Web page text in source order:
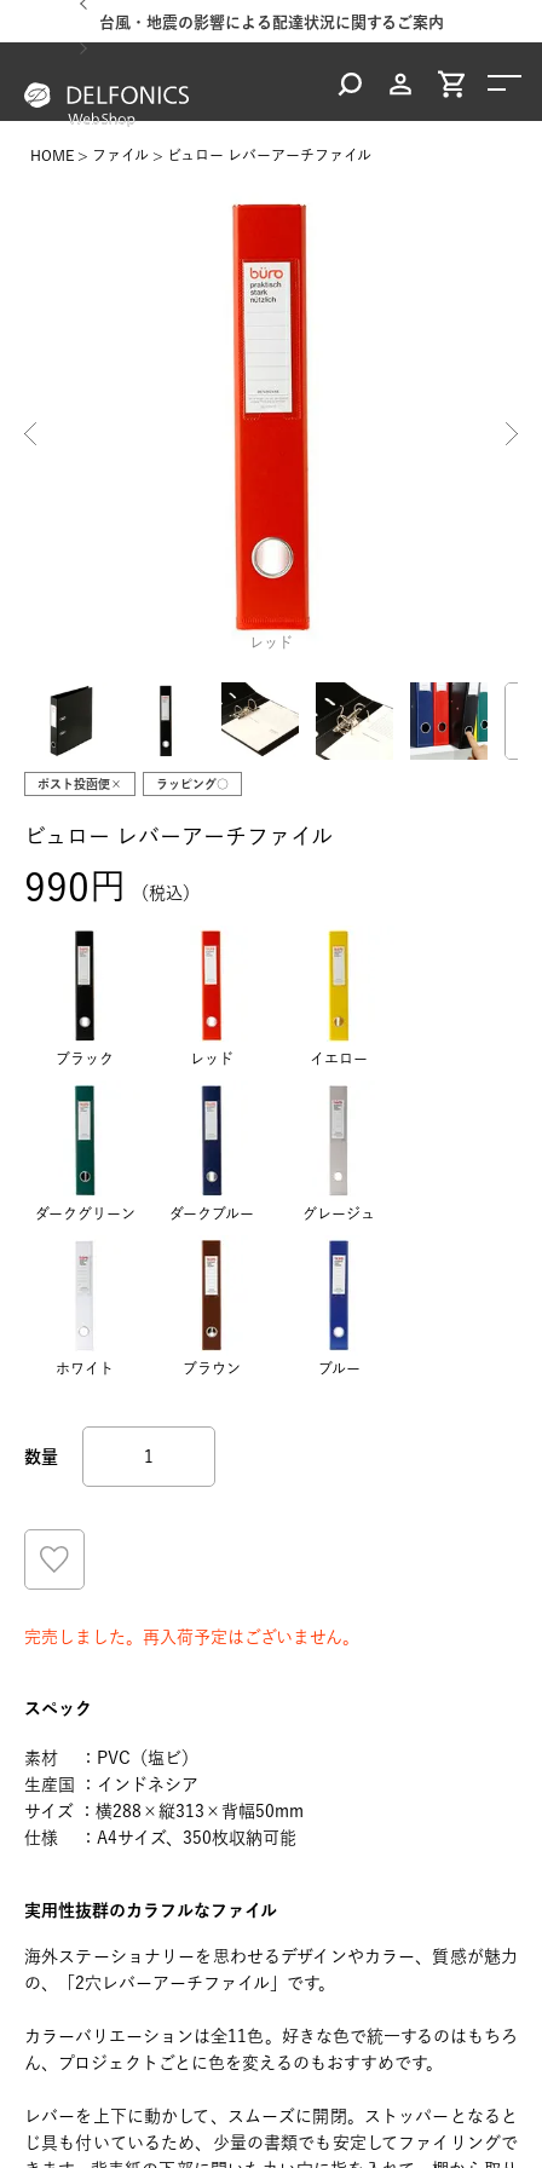
台風・地震の影響による配達状況に関するご案内
HOME ファイル ビュロー レバーアーチファイル
レッド
ポスト投函便× ラッピング○
ビュロー レバーアーチファイル
990 税込
ブラック レッド イエロー
ダークグリーン ダークブルー グレージュ
ホワイト ブラウン ブルー
完売しました。再入荷予定はございません。
スペック
素材 ：PVC（塩ビ）
生産国 ：インドネシア
サイズ ：横288×縦313×背幅50mm
仕様 ：A4サイズ、350枚収納可能
実用性抜群のカラフルなファイル
海外ステーショナリーを思わせるデザインやカラー、質感が魅力
の、「2穴レバーアーチファイル」です。
カラーバリエーションは全11色。好きな色で統一するのはもちろ
ん、プロジェクトごとに色を変えるのもおすすめです。
レバーを上下に動かして、スムーズに開閉。ストッパーとなると
じ具も付いているため、少量の書類でも安定してファイリングで